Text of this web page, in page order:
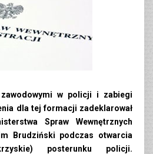
w policji i zabiegi
dla tej formacji zadeklarował
Spraw Wewnętrznych
Brudziński podczas otwarcia
posterunku policji.